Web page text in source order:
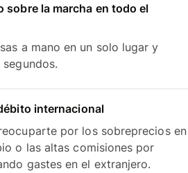
sobre la marcha en todo el
a mano en un solo lugar y
internacional
por los sobreprecios en
o las altas comisiones por
gastes en el extranjero.